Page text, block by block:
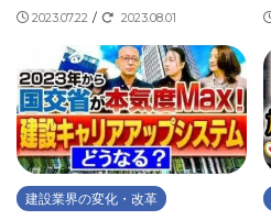
2023.07.22 / 2023.08.01
建設業界の変化・改革